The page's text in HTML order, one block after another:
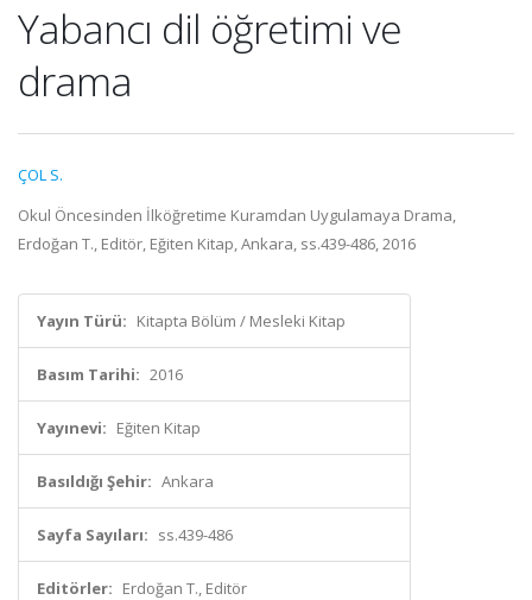
Yabancı dil öğretimi ve
drama
ÇOL S.
Okul Öncesinden İlköğretime Kuramdan Uygulamaya Drama,
Erdoğan T., Editör, Eğiten Kitap, Ankara, ss.439-486, 2016
Yayın Türü: Kitapta Bölüm / Mesleki Kitap
Basım Tarihi: 2016
Yayınevi: Eğiten Kitap
Basıldığı Şehir: Ankara
Sayfa Sayıları: ss.439-486
Editörler: Erdoğan T., Editör